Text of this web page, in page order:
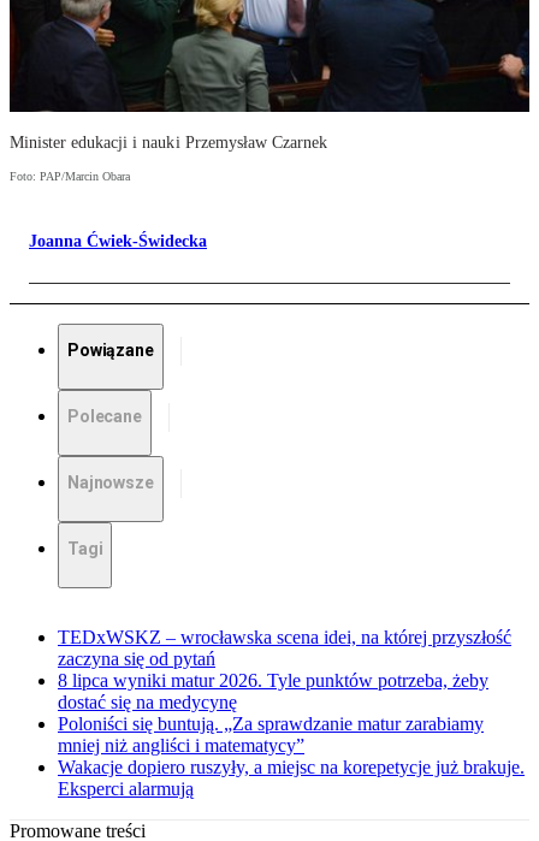
Minister edukacji i nauki Przemysław Czarnek
Foto: PAP/Marcin Obara
Joanna Ćwiek-Świdecka
Powiązane
Polecane
Najnowsze
Tagi
TEDxWSKZ – wrocławska scena idei, na której przyszłość
zaczyna się od pytań
8 lipca wyniki matur 2026. Tyle punktów potrzeba, żeby
dostać się na medycynę
Poloniści się buntują. „Za sprawdzanie matur zarabiamy
mniej niż angliści i matematycy”
Wakacje dopiero ruszyły, a miejsc na korepetycje już brakuje.
Eksperci alarmują
Promowane treści